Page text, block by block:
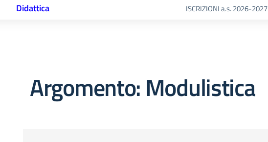
Didattica ISCRIZIONI a.s. 2026-2027
Argomento: Modulistica